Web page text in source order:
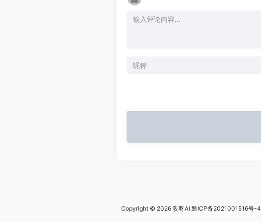
Copyright © 2026 哎呀AI 黔ICP备2021001516号-4